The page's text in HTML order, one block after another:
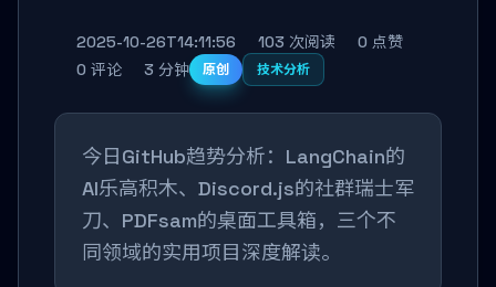
2025-10-26T14:11:56 103 次阅读
0 点赞
0 评论
3 分钟 原创 技术分析
今日GitHub趋势分析：LangChain的
AI乐高积木、Discord.js的社群瑞士军
刀、PDFsam的桌面工具箱，三个不
同领域的实用项目深度解读。